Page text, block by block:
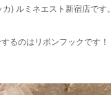
) ルミネエスト新宿店です。
るのはリボンフックです！